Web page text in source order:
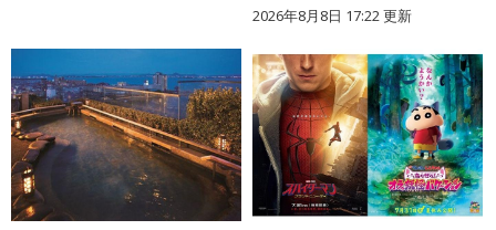
2026年8月8日 17:22更新